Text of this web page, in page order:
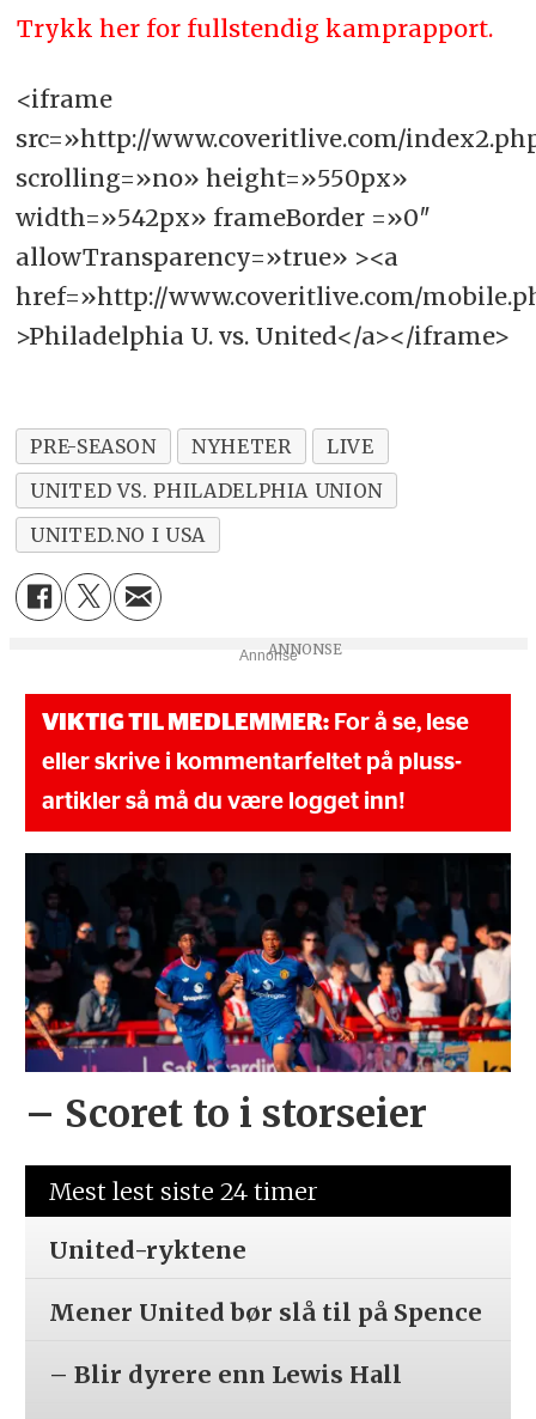
Trykk her for fullstendig kamprapport.
<iframe
src=»http://www.coveritlive.com/
scrolling=»no» height=»550px»
width=»542px» frameBorder =»0″
allowTransparency=»true» ><a
href=»http://www.coveritlive.com/
>Philadelphia U. vs. United</a></iframe>
PRE-SEASON NYHETER
LIVE
UNITED VS. PHILADELPHIA UNION
UNITED.NO I USA
Annonse
VIKTIG TIL MEDLEMMER:For å se, lese
eller skrive i kommentarfeltet på pluss-
artikler så må du være logget inn!
– Scoret to i storseier
Mest lest siste 24 timer
United-ryktene
Mener United bør slå til på Spence
– Blir dyrere enn Lewis Hall